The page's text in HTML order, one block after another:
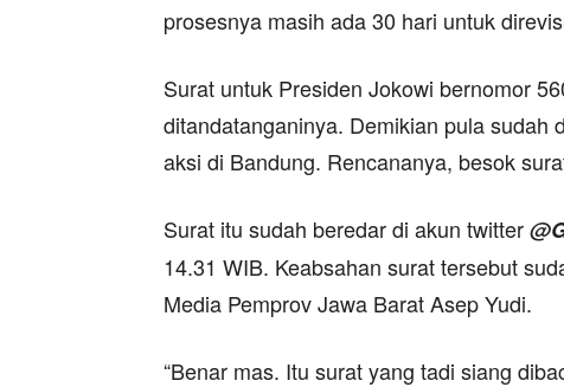
prosesnya masih ada 30 hari untuk
Surat untuk Presiden Jokowi bernomor
ditandatanganinya. Demikian pula sudah
aksi di Bandung. Rencananya, besok
Surat itu sudah beredar di akun twitter
14.31 WIB. Keabsahan surat tersebut
Media Pemprov Jawa Barat Asep Yudi.
“Benar mas. Itu surat yang tadi siang